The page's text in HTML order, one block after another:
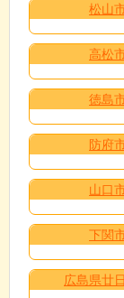
松山
高松
徳島
防府
山口
下関
広島県廿